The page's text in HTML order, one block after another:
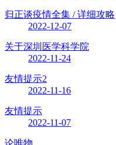
归正谈疫情全集 / 详细攻略
2022-12-07
关于深圳医学科学院
2022-11-24
友情提示2
2022-11-16
友情提示
2022-11-07
论唯物